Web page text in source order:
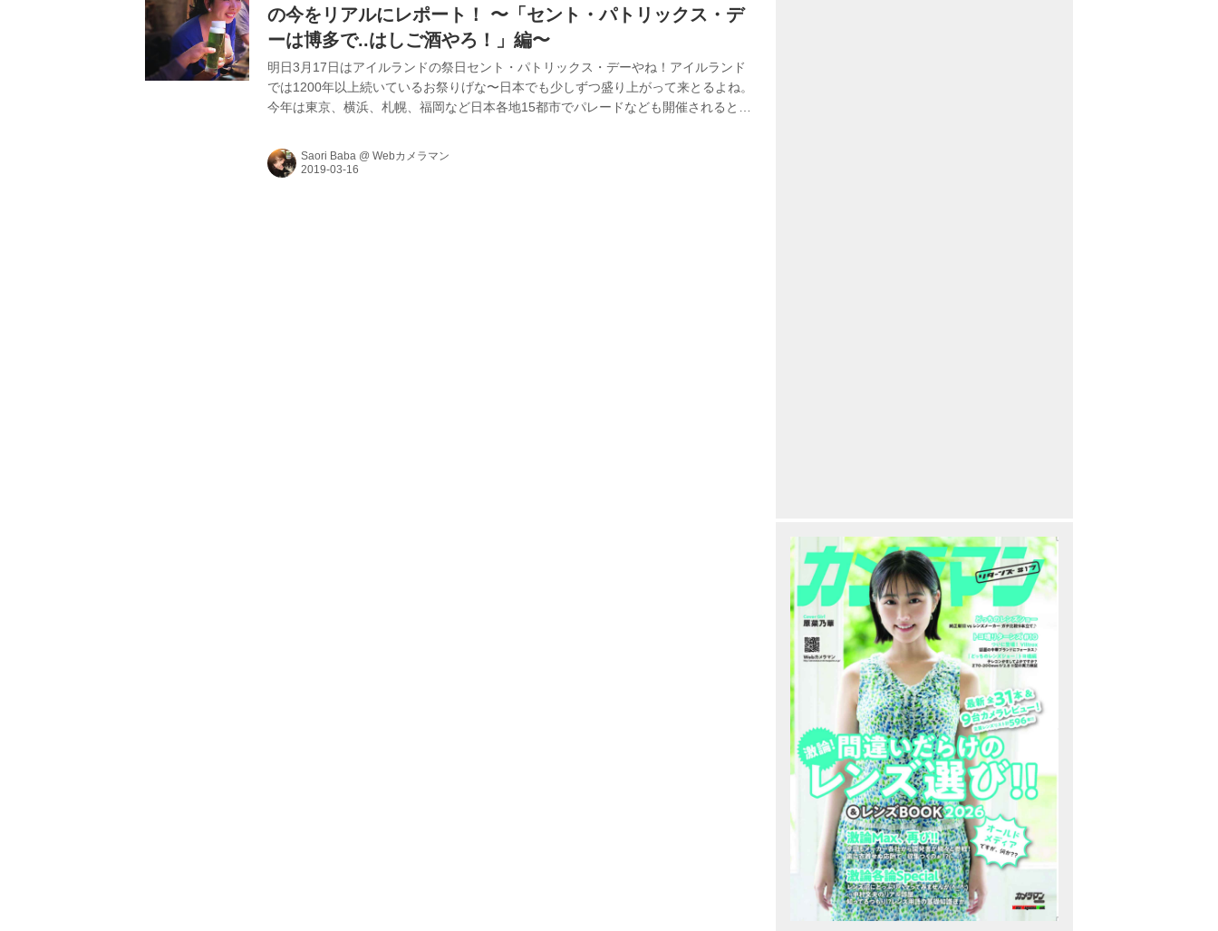
の今をリアルにレポート！ 〜「セント・パトリックス・デ
ーは博多で..はしご酒やろ！」編〜
明日3月17日はアイルランドの祭日セント・パトリックス・デーやね！アイルランド
では1200年以上続いているお祭りげな〜日本でも少しずつ盛り上がって来とるよね。
今年は東京、横浜、札幌、福岡など日本各地15都市でパレードなども開催されると
緑を身につけとらんやったら、ねず（つねる）られるけんね〜笑。■撮影＆レポー
ト：馬場さおり
Saori Baba @ Webカメラマン